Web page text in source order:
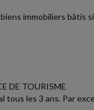
immobiliers
DE TOURISME
tous les 3 ans. Par